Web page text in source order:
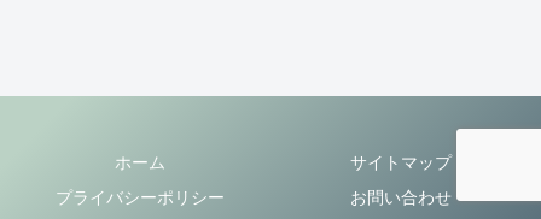
ホーム
サイトマップ
プライバシーポリシー
お問い合わせ